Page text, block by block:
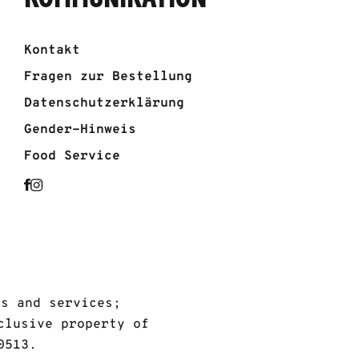
Kontakt
Fragen zur Bestellung
Datenschutzerklärung
Gender-Hinweis
Food Service
and services;
property of